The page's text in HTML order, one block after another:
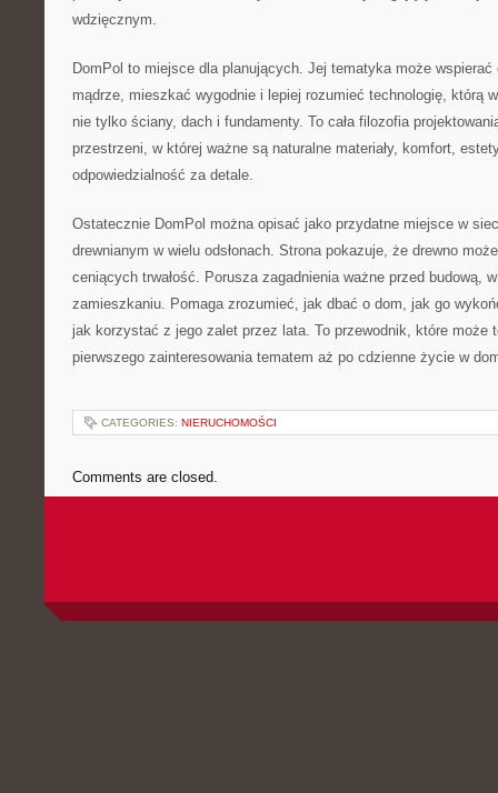
wdzięcznym.
DomPol to miejsce dla planujących. Jej tematyka może
mądrze, mieszkać wygodnie i lepiej rozumieć technologię, którą
nie tylko ściany, dach i fundamenty. To cała filozofia
przestrzeni, w której ważne są naturalne materiały, komfort,
odpowiedzialność za detale.
Ostatecznie DomPol można opisać jako przydatne miejsce w
drewnianym w wielu odsłonach. Strona pokazuje, że drewno
ceniących trwałość. Porusza zagadnienia ważne przed budową,
zamieszkaniu. Pomaga zrozumieć, jak dbać o dom, jak go
jak korzystać z jego zalet przez lata. To przewodnik, które może
pierwszego zainteresowania tematem aż po cdzienne życie w
CATEGORIES: NIERUCHOMOŚCI
Comments are closed.